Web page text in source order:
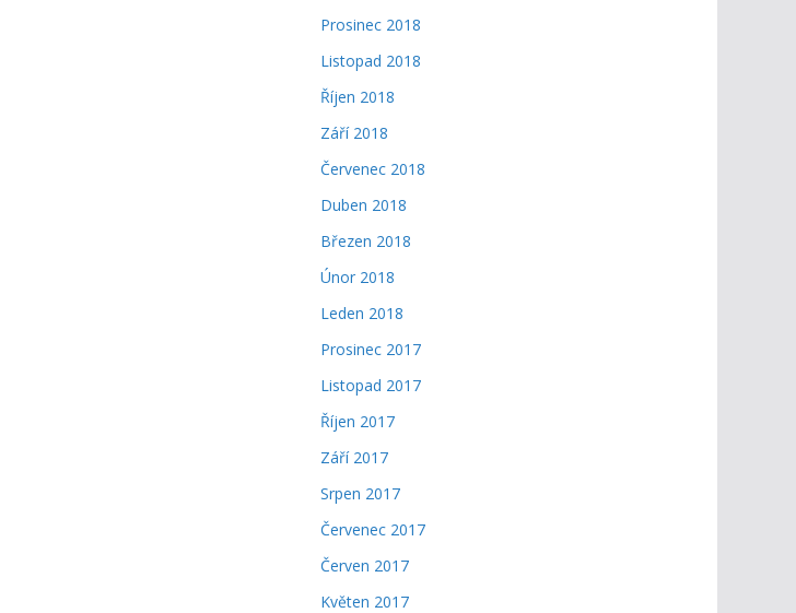
Prosinec 2018
Listopad 2018
Říjen 2018
Září 2018
Červenec 2018
Duben 2018
Březen 2018
Únor 2018
Leden 2018
Prosinec 2017
Listopad 2017
Říjen 2017
Září 2017
Srpen 2017
Červenec 2017
Červen 2017
Květen 2017